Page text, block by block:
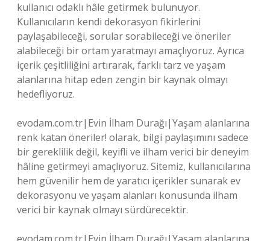
kullanıcı odaklı hâle getirmek bulunuyor.
Kullanıcıların kendi dekorasyon fikirlerini
paylaşabileceği, sorular sorabileceği ve öneriler
alabileceği bir ortam yaratmayı amaçlıyoruz. Ayrıca
içerik çeşitliliğini artırarak, farklı tarz ve yaşam
alanlarına hitap eden zengin bir kaynak olmayı
hedefliyoruz.
evodam.com.tr|Evin İlham Durağı|Yaşam alanlarına
renk katan öneriler! olarak, bilgi paylaşımını sadece
bir gereklilik değil, keyifli ve ilham verici bir deneyim
hâline getirmeyi amaçlıyoruz. Sitemiz, kullanıcılarına
hem güvenilir hem de yaratıcı içerikler sunarak ev
dekorasyonu ve yaşam alanları konusunda ilham
verici bir kaynak olmayı sürdürecektir.